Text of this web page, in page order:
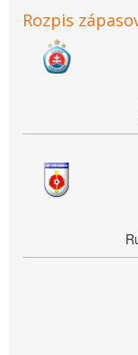
Rozpis